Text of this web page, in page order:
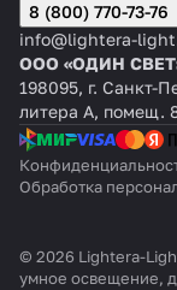
8 (800) 770-73-76
info@lightera-
ООО «ОДИН
198095, г. Санкт-
литера А, помещ.
Обработка
© 2026 Lightera-
умное освещение,